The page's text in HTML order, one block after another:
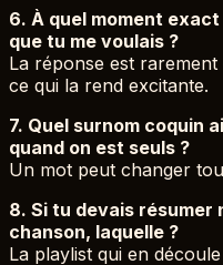
6. À quel moment
que tu me voulais ?
La réponse est
ce qui la rend excitante.
7. Quel surnom coquin
quand on est seuls ?
Un mot peut changer
8. Si tu devais résumer
chanson, laquelle ?
La playlist qui en